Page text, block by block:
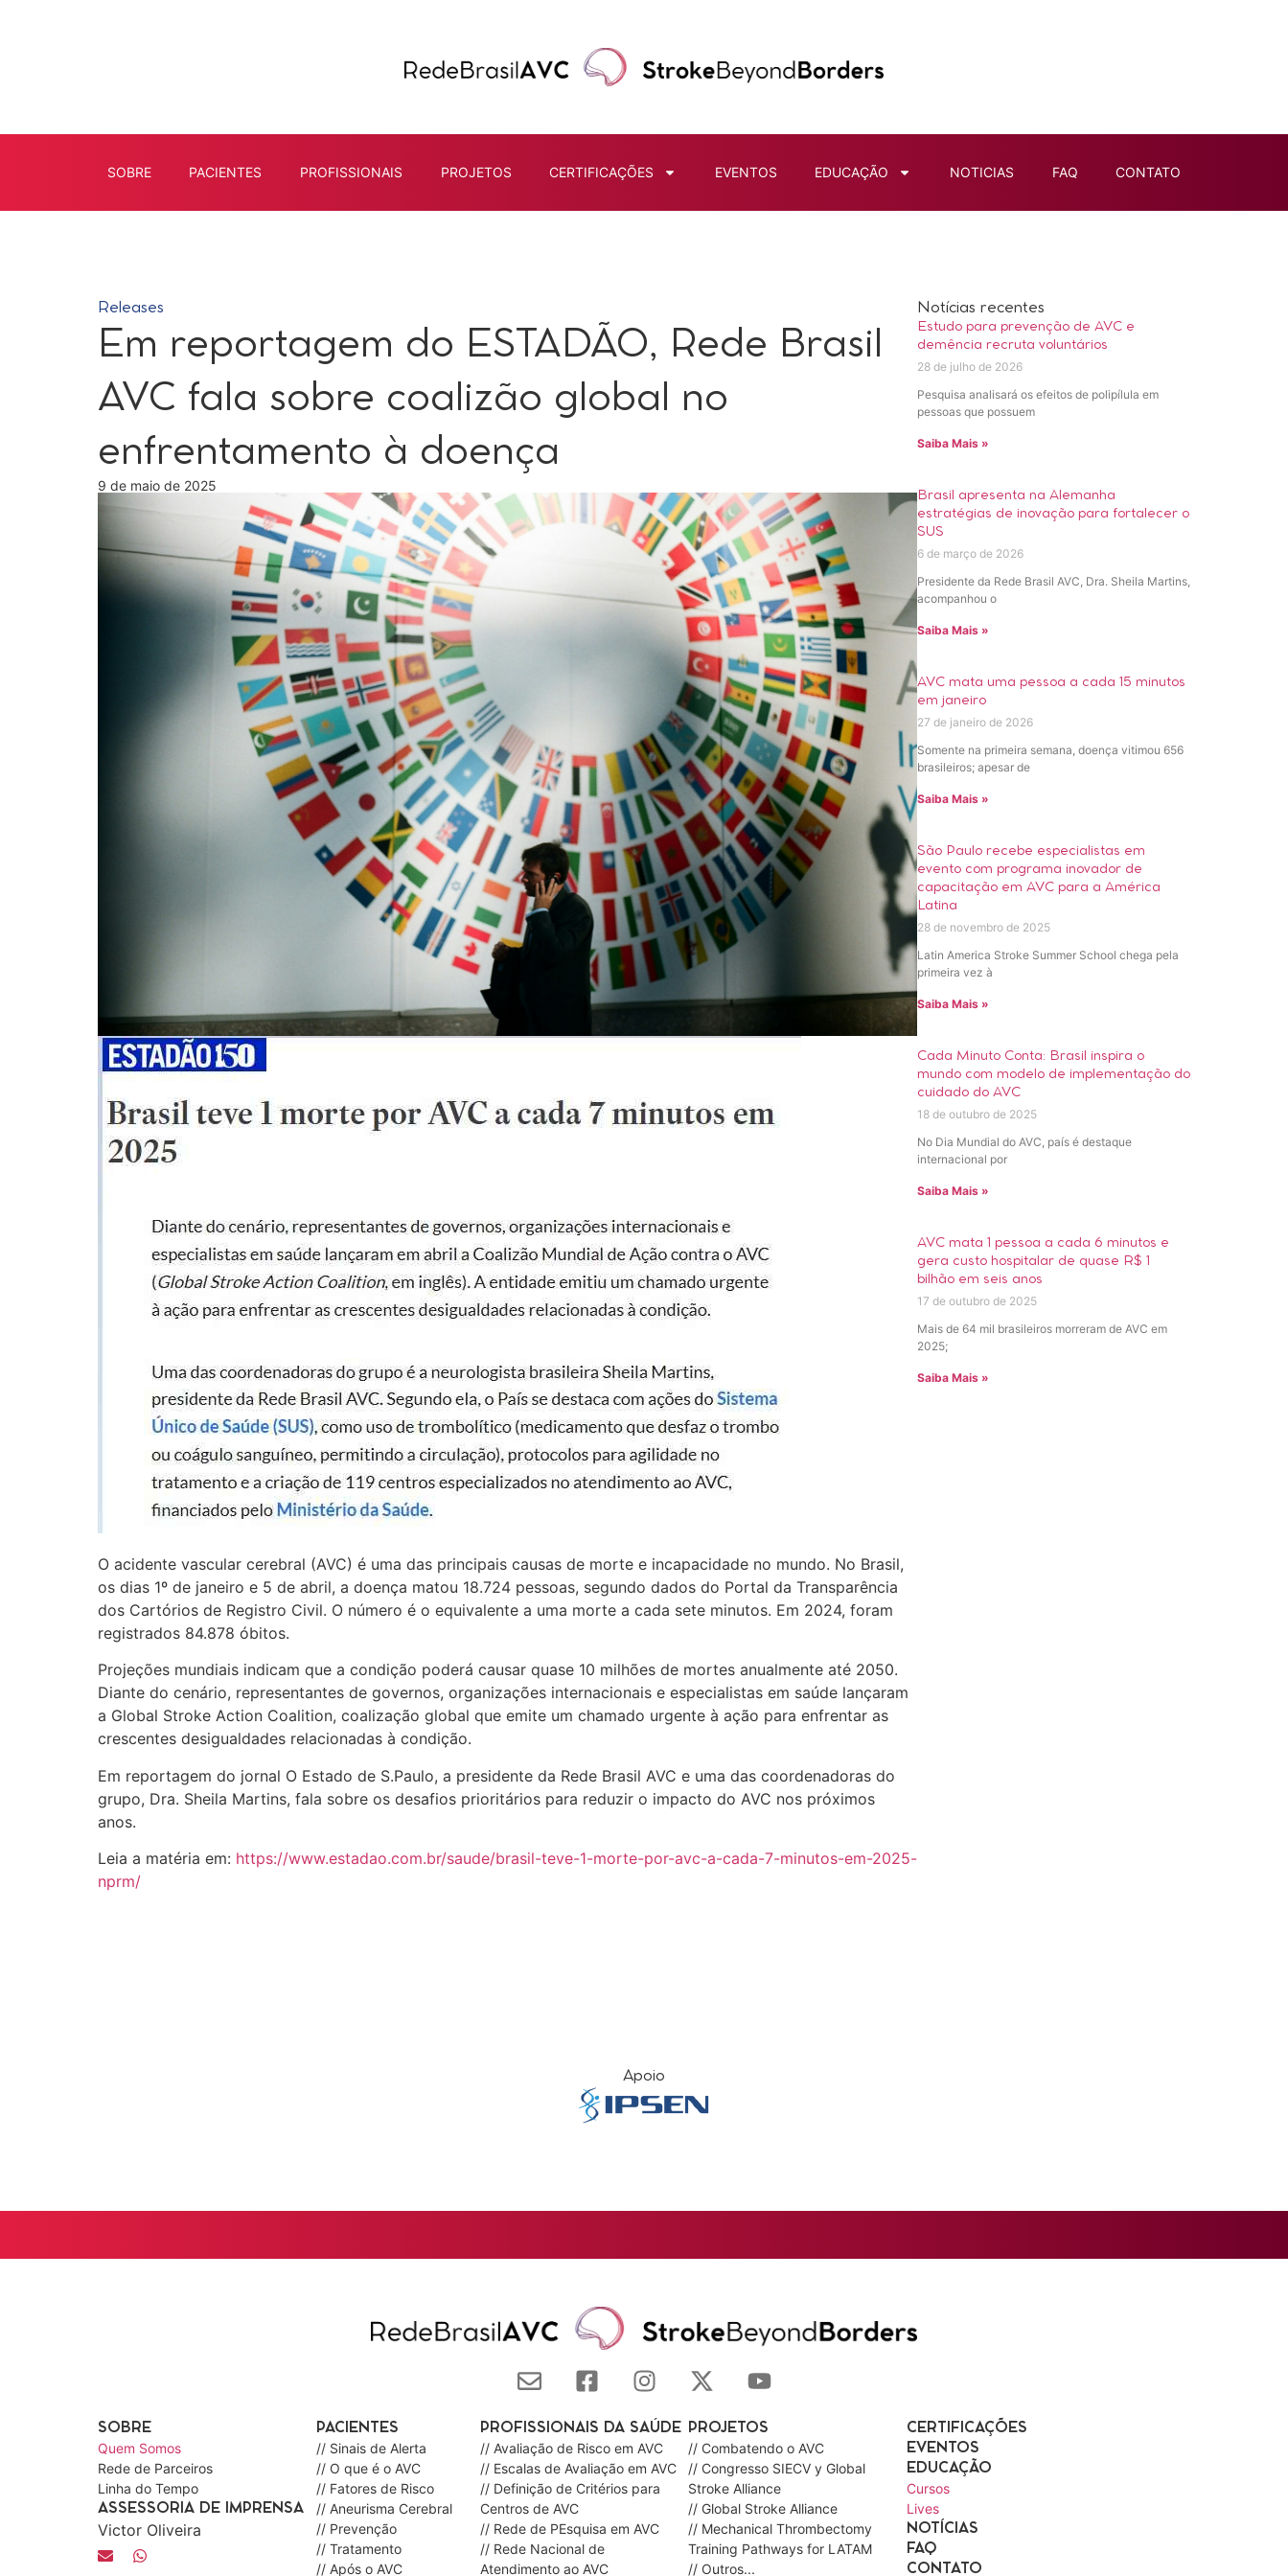
SOBRE PACIENTES PROFISSIONAIS PROJETOS CERTIFICAÇÕES EVENTOS EDUCAÇÃO NOTICIAS FAQ CONTATO
Releases
Em reportagem do ESTADÃO, Rede Brasil
AVC fala sobre coalizão global no
enfrentamento à doença
9 de maio de 2025
O acidente vascular cerebral (AVC) é uma das principais causas de morte e incapacidade no mundo. No Brasil,
os dias 1º de janeiro e 5 de abril, a doença matou 18.724 pessoas, segundo dados do Portal da Transparência
dos Cartórios de Registro Civil. O número é o equivalente a uma morte a cada sete minutos. Em 2024, foram
registrados 84.878 óbitos.
Projeções mundiais indicam que a condição poderá causar quase 10 milhões de mortes anualmente até 2050.
Diante do cenário, representantes de governos, organizações internacionais e especialistas em saúde lançaram
a Global Stroke Action Coalition, coalização global que emite um chamado urgente à ação para enfrentar as
crescentes desigualdades relacionadas à condição.
Em reportagem do jornal O Estado de S.Paulo, a presidente da Rede Brasil AVC e uma das coordenadoras do
grupo, Dra. Sheila Martins, fala sobre os desafios prioritários para reduzir o impacto do AVC nos próximos
anos.
Leia a matéria em: https://www.estadao.com.br/saude/brasil-teve-1-morte-por-avc-a-cada-7-minutos-em-2025-
nprm/
Notícias recentes
Estudo para prevenção de AVC e
demência recruta voluntários
28 de julho de 2026
Pesquisa analisará os efeitos de polipílula em
pessoas que possuem
Saiba Mais »
Brasil apresenta na Alemanha
estratégias de inovação para fortalecer o
SUS
6 de março de 2026
Presidente da Rede Brasil AVC, Dra. Sheila Martins,
acompanhou o
Saiba Mais »
AVC mata uma pessoa a cada 15 minutos
em janeiro
27 de janeiro de 2026
Somente na primeira semana, doença vitimou 656
brasileiros; apesar de
Saiba Mais »
São Paulo recebe especialistas em
evento com programa inovador de
capacitação em AVC para a América
Latina
28 de novembro de 2025
Latin America Stroke Summer School chega pela
primeira vez à
Saiba Mais »
Cada Minuto Conta: Brasil inspira o
mundo com modelo de implementação do
cuidado do AVC
18 de outubro de 2025
No Dia Mundial do AVC, país é destaque
internacional por
Saiba Mais »
AVC mata 1 pessoa a cada 6 minutos e
gera custo hospitalar de quase R$ 1
bilhão em seis anos
17 de outubro de 2025
Mais de 64 mil brasileiros morreram de AVC em
2025;
Saiba Mais »
Apoio
SOBRE
Quem Somos
Rede de Parceiros
Linha do Tempo
ASSESSORIA DE IMPRENSA
Victor Oliveira
PACIENTES
// Sinais de Alerta
// O que é o AVC
// Fatores de Risco
// Aneurisma Cerebral
// Prevenção
// Tratamento
// Após o AVC
PROFISSIONAIS DA SAÚDE
// Avaliação de Risco em AVC
// Escalas de Avaliação em AVC
// Definição de Critérios para
Centros de AVC
// Rede de PEsquisa em AVC
// Rede Nacional de
Atendimento ao AVC
PROJETOS
// Combatendo o AVC
// Congresso SIECV y Global
Stroke Alliance
// Global Stroke Alliance
// Mechanical Thrombectomy
Training Pathways for LATAM
// Outros...
CERTIFICAÇÕES
EVENTOS
EDUCAÇÃO
Cursos
Lives
NOTÍCIAS
FAQ
CONTATO